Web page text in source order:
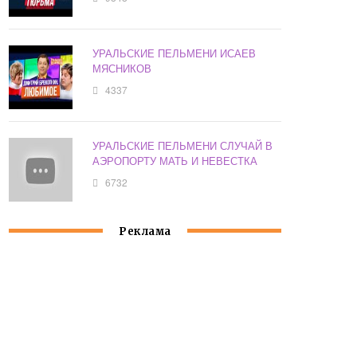
УРАЛЬСКИЕ ПЕЛЬМЕНИ ИСАЕВ
МЯСНИКОВ
4337
УРАЛЬСКИЕ ПЕЛЬМЕНИ СЛУЧАЙ В
АЭРОПОРТУ МАТЬ И НЕВЕСТКА
6732
Реклама